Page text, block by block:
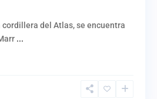
del Atlas, se encuentra
...